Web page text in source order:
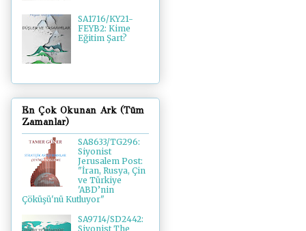
SA1716/KY21-
FEYB2: Kime
Eğitim Şart?
En Çok Okunan Ark (Tüm
Zamanlar)
SA8633/TG296:
Siyonist
Jerusalem Post:
"İran, Rusya, Çin
ve Türkiye
'ABD’nin
Çöküşü'nü Kutluyor"
SA9714/SD2442:
Siyonist The